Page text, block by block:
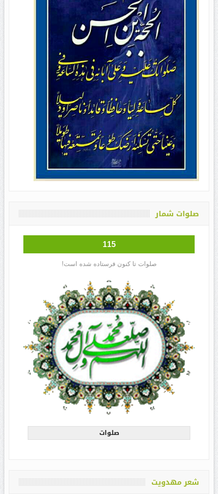
صلوات شمار
115
صلوات تا کنون فرستاده شده است!
صلوات
شعر مهدویت